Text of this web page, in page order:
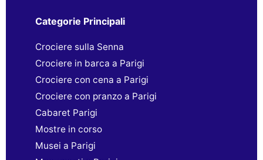
Categorie Principali
Crociere sulla Senna
Crociere in barca a Parigi
Crociere con cena a Parigi
Crociere con pranzo a Parigi
Cabaret Parigi
Mostre in corso
Musei a Parigi